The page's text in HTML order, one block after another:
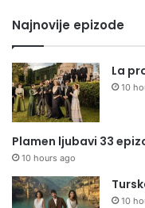
Najnovije epizode
La
10
Plamen ljubavi 33
10 hours ago
10